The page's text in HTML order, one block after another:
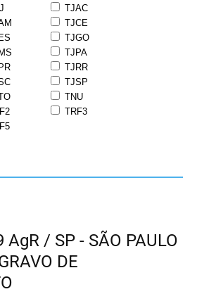
TJAC
TJCE
TJGO
TJPA
TJRR
TJSP
TNU
TRF3
AgR / SP - SÃO PAULO
DE